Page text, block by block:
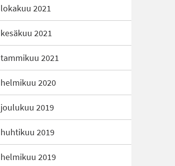
lokakuu 2021
kesäkuu 2021
tammikuu 2021
helmikuu 2020
joulukuu 2019
huhtikuu 2019
helmikuu 2019